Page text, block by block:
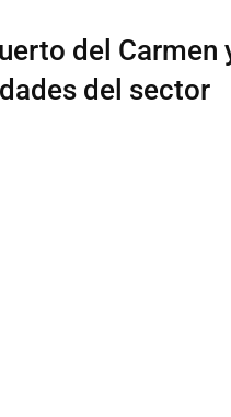
del Carmen
del sector